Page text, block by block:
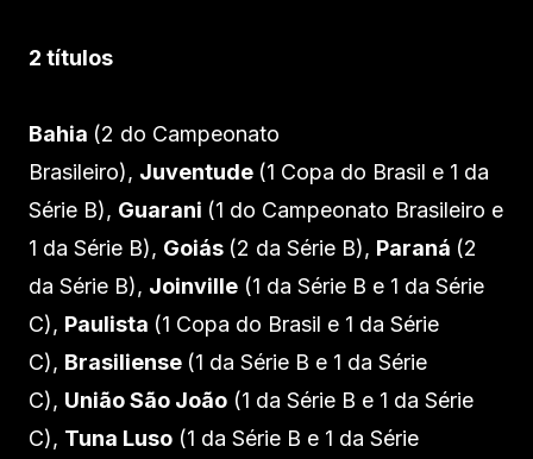
2 títulos
Bahia (2 do Campeonato
Brasileiro), Juventude (1 Copa do Brasil e 1 da
Série B), Guarani (1 do Campeonato Brasileiro e
1 da Série B), Goiás (2 da Série B), Paraná (2
da Série B), Joinville (1 da Série B e 1 da Série
C), Paulista (1 Copa do Brasil e 1 da Série
C), Brasiliense (1 da Série B e 1 da Série
C), União São João (1 da Série B e 1 da Série
C), Tuna Luso (1 da Série B e 1 da Série